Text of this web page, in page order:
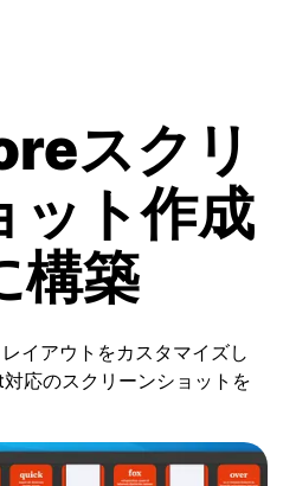
スクリ
ット作成
構築
イアウトをカスタマイズし
応のスクリーンショットを